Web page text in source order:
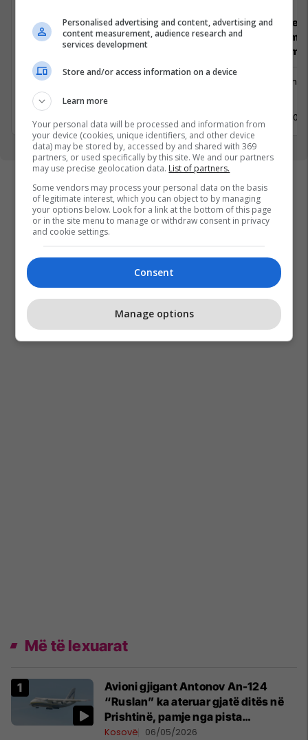
Koordinator i Projekteve HoReCa
Menaxhment
Pejë
11 Maj 2026
Staf
Menaxhim)
11 Maj
Më të lexuarat
Avioni gjigant Antonov An-124
“Ruslan” ka ateruar gjatë ditës në
Prishtinë, pamje nga pista
publikohen edhe në rrjete sociale
Kosovë 06/05/2026
Personalised advertising and content, advertising and
content measurement, audience research and
services development
Store and/or access information on a device
Learn more
Your personal data will be processed and information from
your device (cookies, unique identifiers, and other device
data) may be stored by, accessed by and shared with 369
partners, or used specifically by this site. We and our partners
may use precise geolocation data. List of partners.
Some vendors may process your personal data on the basis
of legitimate interest, which you can object to by managing
your options below. Look for a link at the bottom of this page
or in the site menu to manage or withdraw consent in privacy
and cookie settings.
Consent
Manage options